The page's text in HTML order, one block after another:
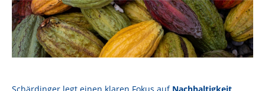
Schärdinger legt einen klaren Fokus auf Nachhaltigkeit